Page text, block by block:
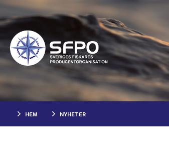
HEM NYHETER